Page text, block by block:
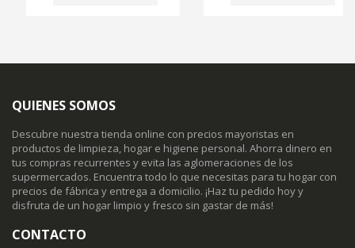
QUIENES SOMOS
Descubre nuestra tienda online con precios mayoristas en
productos de limpieza, hogar e higiene personal. Ahorra dinero en
tus compras recurrentes y evita las aglomeraciones de los
supermercados. Encuentra todo lo que necesitas para tu hogar con
precios de fábrica y entrega a domicilio. ¡Haz tu pedido hoy y
disfruta de un hogar limpio y fresco sin gastar de más!
CONTACTO